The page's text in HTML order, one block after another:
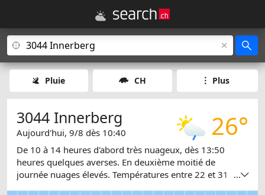
Pluie CH Plus
26°
3044 Innerberg
Aujourd'hui, 9/8 dès 10:40
De 10 à 14 heures d'abord très nuageux, dès 13:50
heures quelques averses. En deuxième moitié de
journée nuages élevés. Températures entre 22 et 31
...